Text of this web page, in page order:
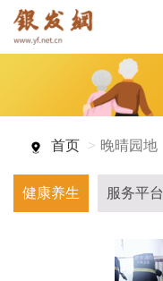
首页 晚晴园地
健康养生 服务平台